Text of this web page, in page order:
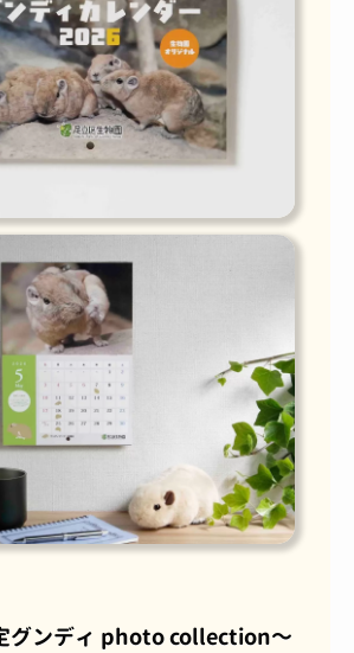
グンディ photo collection～